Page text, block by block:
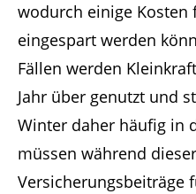
wodurch einige Kosten
eingespart werden
Fällen werden
Jahr über genutzt und
Winter daher häufig in
müssen während
Versicherungsbeiträge